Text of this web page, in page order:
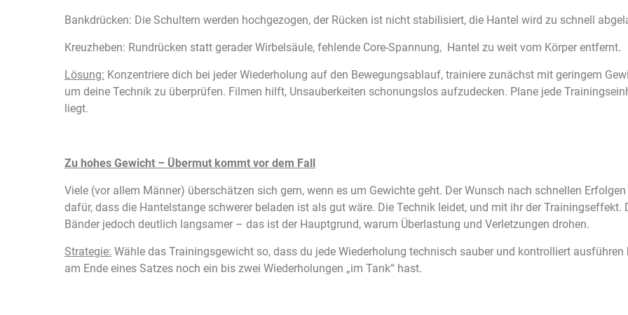
Bankdrücken: Die Schultern werden hochgezogen, der Rücken ist nicht stabilisiert, die Hantel wird zu schnell
Kreuzheben: Rundrücken statt gerader Wirbelsäule, fehlende Core-Spannung, Hantel zu weit vom Körper entfernt.
Lösung: Konzentriere dich bei jeder Wiederholung auf den Bewegungsablauf, trainiere zunächst mit geringem
um deine Technik zu überprüfen. Filmen hilft, Unsauberkeiten schonungslos aufzudecken. Plane jede
liegt.
Zu hohes Gewicht – Übermut kommt vor dem Fall
Viele (vor allem Männer) überschätzen sich gern, wenn es um Gewichte geht. Der Wunsch nach schnellen
dafür, dass die Hantelstange schwerer beladen ist als gut wäre. Die Technik leidet, und mit ihr der
Bänder jedoch deutlich langsamer – das ist der Hauptgrund, warum Überlastung und Verletzungen drohen.
Strategie: Wähle das Trainingsgewicht so, dass du jede Wiederholung technisch sauber und kontrolliert
am Ende eines Satzes noch ein bis zwei Wiederholungen „im Tank“ hast.